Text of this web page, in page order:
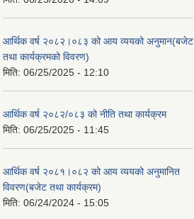
आर्थिक वर्ष २०८२।०८३ को आय व्ययको अनुमान(बजेट
तथा कार्यक्रमको विवरण)
मिति: 06/25/2025 - 12:10
आर्थिक वर्ष २०८२/०८३ को नीति तथा कार्यक्रम
मिति: 06/25/2025 - 11:45
आर्थिक वर्ष २०८१।०८२ को आय व्ययको अनुमानित
विवरण(बजेट तथा कार्यक्रम)
मिति: 06/24/2024 - 15:05